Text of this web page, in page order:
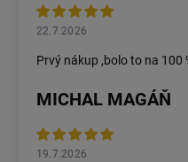
22.7.2026
Prvý nákup ,bolo to na 100
MICHAL MAGÁŇ
19.7.2026